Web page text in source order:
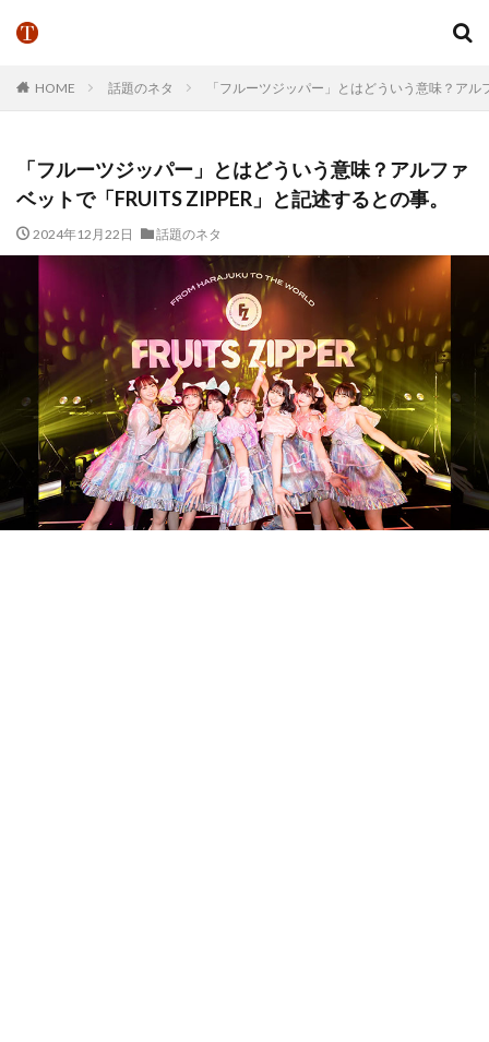
HOME 話題のネタ 「フルーツジッパー」とはどういう意味？アル
「フルーツジッパー」とはどういう意味？アルファ
ベットで「FRUITS ZIPPER」と記述するとの事。
2024年12月22日 話題のネタ